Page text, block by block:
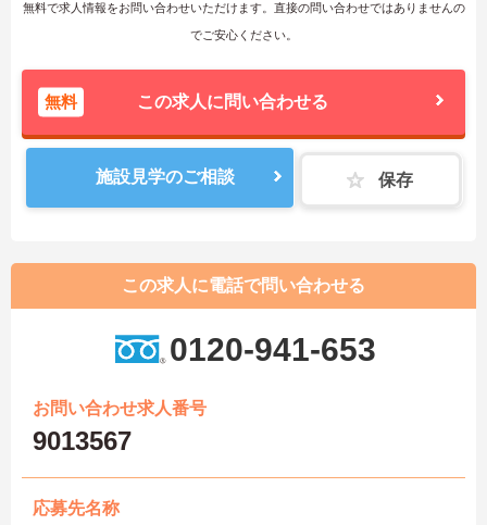
無料で求人情報をお問い合わせいただけます。直接の問い合わせではありませんの
でご安心ください。
無料 この求人に問い合わせる
施設見学のご相談 保存
この求人に電話で問い合わせる
0120-941-653
お問い合わせ求人番号
9013567
応募先名称